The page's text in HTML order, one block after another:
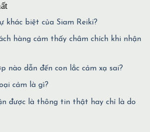
khác biệt của Siam Reiki?
hàng cảm thấy châm chích khi nhận
nào dẫn đến con lắc cảm xạ sai?
cảm là gì?
được là thông tin thật hay chỉ là do